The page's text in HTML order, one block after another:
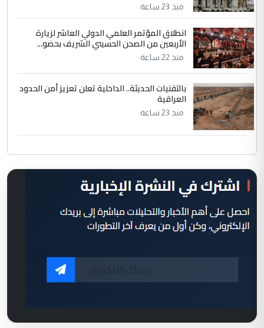
منذ 23 ساعة
انطلاق المؤتمر العلمي الدولي العاشر لزيارة
الأربعين من الصحن الحسيني الشريف بحضو...
منذ 22 ساعة
بالتقنيات الحديثة.. الداخلية تعلن تعزيز أمن الحدود
العراقية
منذ 23 ساعة